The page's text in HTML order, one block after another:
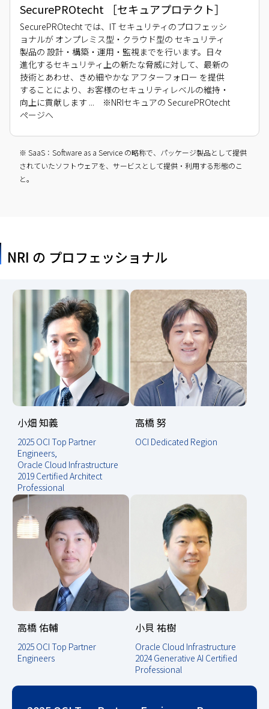
SecurePROtecht ［セキュアプロテクト］
SecurePROtecht では、IT セキュリティのプロフェッシ
ョナルが オンプレミス型・クラウド型の セキュリティ
製品の 設計・構築・運用・監視までを行います。日々
進化するセキュリティ上の新たな脅威に対して、最新の
技術とあわせ、きめ細やかな アフターフォロー を提供
することにより、お客様のセキュリティレベルの維持・
向上に貢献します ... ※NRIセキュアの SecurePROtecht
ページへ
※ SaaS：Software as a Service の略称で、パッケージ製品として提供
されていたソフトウェアを、サービスとして提供・利用する形態のこ
と。
NRI の プロフェッショナル
小畑 知義
2025 OCI Top Partner
Engineers,
Oracle Cloud Infrastructure
2019 Certified Architect
Professional
高橋 努
OCI Dedicated Region
高橋 佑輔
2025 OCI Top Partner
Engineers
小貝 祐樹
Oracle Cloud Infrastructure
2024 Generative AI Certified
Professional